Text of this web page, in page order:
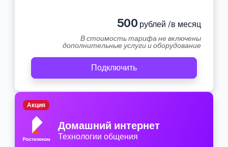
500 рублей /в месяц
В стоимость тарифа не включены
дополнительные услуги и оборудование
Подключить
Домашний интернет
Технологии общения
Акция